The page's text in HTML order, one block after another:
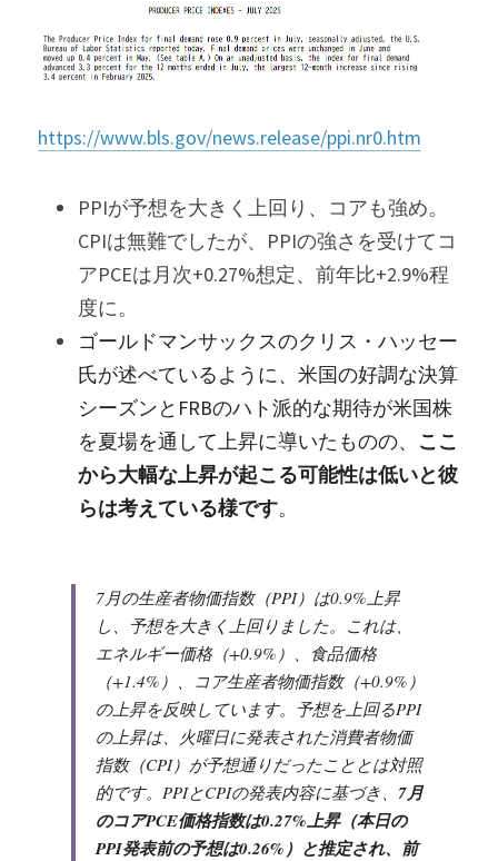
https://www.bls.gov/news.release/ppi.nr0.htm
PPIが予想を大きく上回り、コアも強め。
CPIは無難でしたが、PPIの強さを受けてコ
アPCEは月次+0.27%想定、前年比+2.9%程
度に。
ゴールドマンサックスのクリス・ハッセー
氏が述べているように、米国の好調な決算
シーズンとFRBのハト派的な期待が米国株
を夏場を通して上昇に導いたものの、 ここ
から大幅な上昇が起こる可能性は低いと彼
らは考えている様です。
7月の生産者物価指数（PPI）は0.9%上昇
し、予想を大きく上回りました。これは、
エネルギー価格（+0.9%）、食品価格
（+1.4%）、コア生産者物価指数（+0.9%）
の上昇を反映しています。予想を上回るPPI
の上昇は、火曜日に発表された消費者物価
指数（CPI）が予想通りだったこととは対照
的です。PPIとCPIの発表内容に基づき、 7月
のコアPCE価格指数は0.27%上昇（本日の
PPI発表前の予想は0.26%）と推定され、前